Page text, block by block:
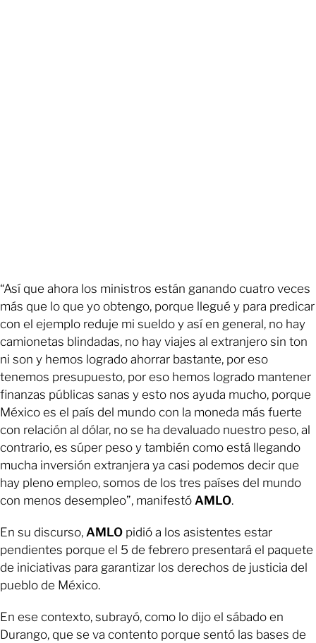
“Así que ahora los ministros están ganando cuatro veces
más que lo que yo obtengo, porque llegué y para predicar
con el ejemplo reduje mi sueldo y así en general, no hay
camionetas blindadas, no hay viajes al extranjero sin ton
ni son y hemos logrado ahorrar bastante, por eso
tenemos presupuesto, por eso hemos logrado mantener
finanzas públicas sanas y esto nos ayuda mucho, porque
México es el país del mundo con la moneda más fuerte
con relación al dólar, no se ha devaluado nuestro peso, al
contrario, es súper peso y también como está llegando
mucha inversión extranjera ya casi podemos decir que
hay pleno empleo, somos de los tres países del mundo
con menos desempleo”, manifestó AMLO.
En su discurso, AMLO pidió a los asistentes estar
pendientes porque el 5 de febrero presentará el paquete
de iniciativas para garantizar los derechos de justicia del
pueblo de México.
En ese contexto, subrayó, como lo dijo el sábado en
Durango, que se va contento porque sentó las bases de